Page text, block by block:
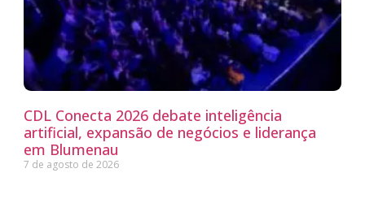
CDL Conecta 2026 debate inteligência
artificial, expansão de negócios e liderança
em Blumenau
7 de agosto de 2026